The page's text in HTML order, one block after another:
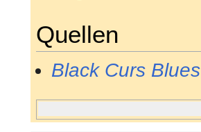
Quellen
Black Curs Blues